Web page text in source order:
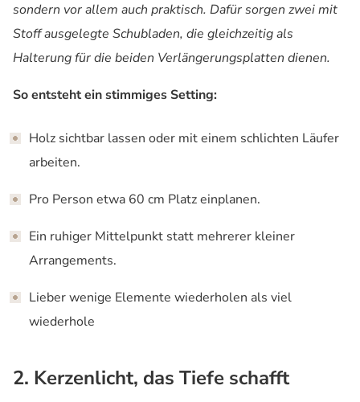
sondern vor allem auch praktisch. Dafür sorgen zwei mit
Stoff ausgelegte Schubladen, die gleichzeitig als
Halterung für die beiden Verlängerungsplatten dienen.
So entsteht ein stimmiges Setting:
Holz sichtbar lassen oder mit einem schlichten Läufer
arbeiten.
Pro Person etwa 60 cm Platz einplanen.
Ein ruhiger Mittelpunkt statt mehrerer kleiner
Arrangements.
Lieber wenige Elemente wiederholen als viel
wiederhole
2. Kerzenlicht, das Tiefe schafft